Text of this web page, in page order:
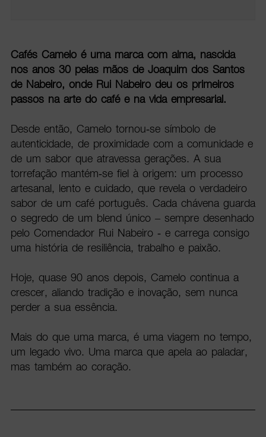
Cafés Camelo é uma marca com alma, nascida
nos anos 30 pelas mãos de Joaquim dos Santos
de Nabeiro, onde Rui Nabeiro deu os primeiros
passos na arte do café e na vida empresarial.
Desde então, Camelo tornou-se símbolo de
autenticidade, de proximidade com a comunidade e
de um sabor que atravessa gerações. A sua
torrefação mantém-se fiel à origem: um processo
artesanal, lento e cuidado, que revela o verdadeiro
sabor de um café português. Cada chávena guarda
o segredo de um blend único – sempre desenhado
pelo Comendador Rui Nabeiro - e carrega consigo
uma história de resiliência, trabalho e paixão.
Hoje, quase 90 anos depois, Camelo continua a
crescer, aliando tradição e inovação, sem nunca
perder a sua essência.
Mais do que uma marca, é uma viagem no tempo,
um legado vivo. Uma marca que apela ao paladar,
mas também ao coração.